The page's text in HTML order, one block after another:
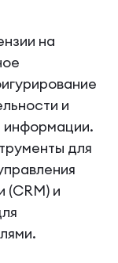
на
и
информации.
для
(CRM) и